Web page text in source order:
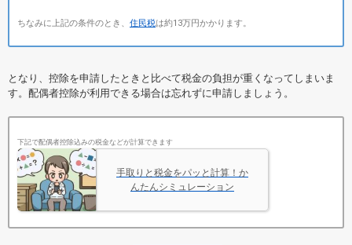
ちなみに上記の条件のとき、 住民税は約13万円かかります。
となり、控除を申請したときと比べて税金の負担が重くなってしまいま
す。配偶者控除が利用できる場合は忘れずに申請しましょう。
下記で配偶者控除込みの税金などが計算できます
手取りと税金をパッと計算！か
んたんシミュレーション